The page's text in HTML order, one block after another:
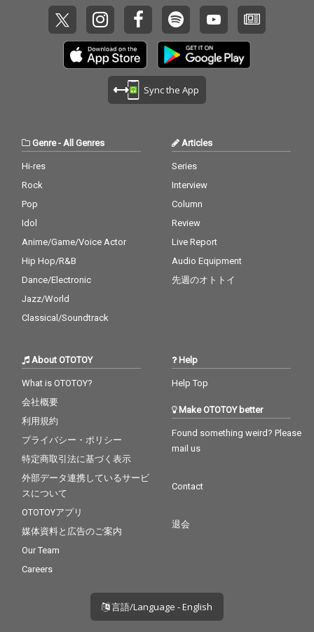
Sync the App
Genre- All Genres
Hi-res
Rock
Pop
Idol
Anime/Game/Voice Actor
Hip Hop/R&B
Dance/Electronic
Jazz/World
Classical/Soundtrack
Articles
Series
Interview
Column
Review
Live Report
Audio Equipment
先週のオトトイ
About OTOTOY
What is OTOTOY?
会社概要
利用規約
プライバシー・ポリシー
特定商取引法に基づく表示
外部データ連携しているサービ
スについて
OTOTOYアプリ
媒体資料と広告のご案内
Our Team
Careers
Help
Help Top
Make OTOTOY better
Found something weird? Please
mail us
Contact
退会
言語/Language - English